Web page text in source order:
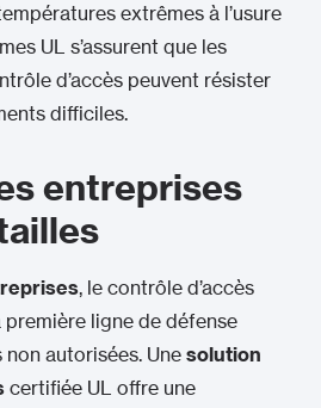
extrêmes à l’usure
UL s’assurent que les
d’accès peuvent résister
difficiles.
entreprises
, le contrôle d’accès
ligne de défense
autorisées. Une solution
certifiée UL offre une